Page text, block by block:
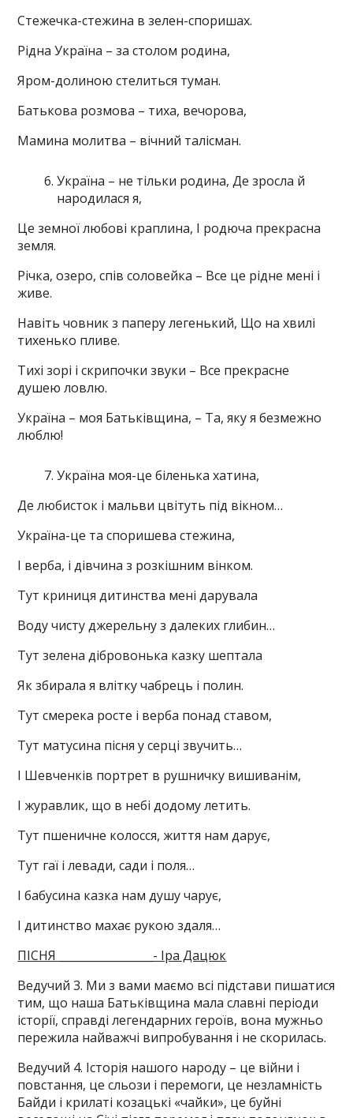
Стежечка-стежина в зелен-споришах.
Рідна Україна – за столом родина,
Яром-долиною стелиться туман.
Батькова розмова – тиха, вечорова,
Мамина молитва – вічний талісман.
Україна – не тільки родина, Де зросла й
народилася я,
Це земної любові краплина, І родюча прекрасна
земля.
Річка, озеро, спів соловейка – Все це рідне мені і
живе.
Навіть човник з паперу легенький, Що на хвилі
тихенько пливе.
Тихі зорі і скрипочки звуки – Все прекрасне
душею ловлю.
Україна – моя Батьківщина, – Та, яку я безмежно
люблю!
Україна моя-це біленька хатина,
Де любисток і мальви цвітуть під вікном…
Україна-це та споришева стежина,
І верба, і дівчина з розкішним вінком.
Тут криниця дитинства мені дарувала
Воду чисту джерельну з далеких глибин…
Тут зелена дібровонька казку шептала
Як збирала я влітку чабрець і полин.
Тут смерека росте і верба понад ставом,
Тут матусина пісня у серці звучить…
І Шевченків портрет в рушничку вишиванім,
І журавлик, що в небі додому летить.
Тут пшеничне колосся, життя нам дарує,
Тут гаї і левади, сади і поля…
І бабусина казка нам душу чарує,
І дитинство махає рукою здаля…
ПІСНЯ _________________- Іра Дацюк
Ведучий 3. Ми з вами маємо всі підстави пишатися
тим, що наша Батьківщина мала славні періоди
історії, справді легендарних героїв, вона мужньо
пережила найважчі випробування і не скорилась.
Ведучий 4. Історія нашого народу – це війни і
повстання, це сльози і перемоги, це незламність
Байди і крилаті козацькі «чайки», це буйні